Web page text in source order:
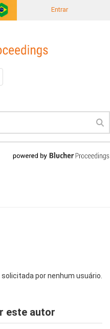
Entrar
por nenhum usuário.
este autor